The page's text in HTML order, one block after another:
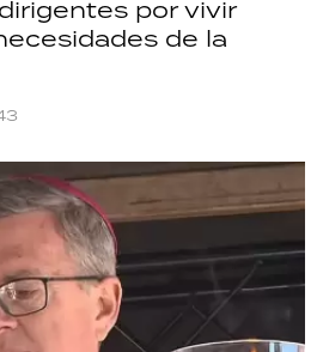
por vivir
de la